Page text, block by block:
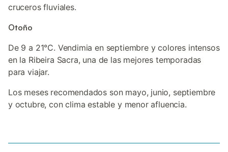
cruceros fluviales.
Otoño
De 9 a 21°C. Vendimia en septiembre y colores intensos
en la Ribeira Sacra, una de las mejores temporadas
para viajar.
Los meses recomendados son mayo, junio, septiembre
y octubre, con clima estable y menor afluencia.